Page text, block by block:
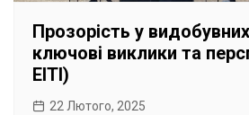
Прозорість у
ключові виклики та
EITI)
22 Лютого, 2025